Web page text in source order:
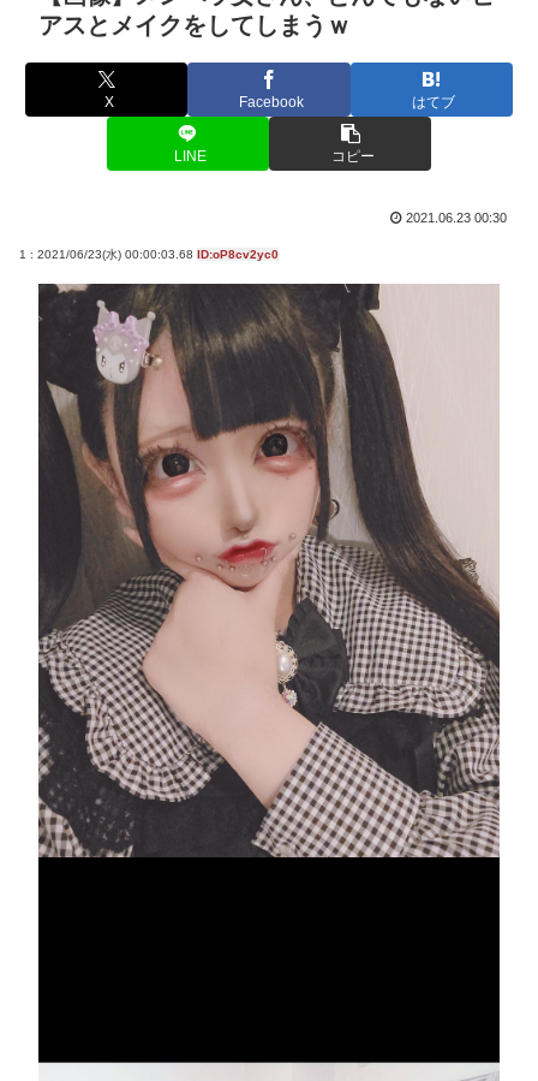
アスとメイクをしてしまうｗ
X Facebook はてブ
LINE コピー
2021.06.23 00:30
1 : 2021/06/23(水) 00:00:03.68 ID:oP8cv2yc0